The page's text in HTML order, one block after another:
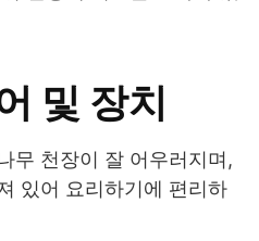
및 장치
무 천장이 잘 어우러지며,
있어 요리하기에 편리하